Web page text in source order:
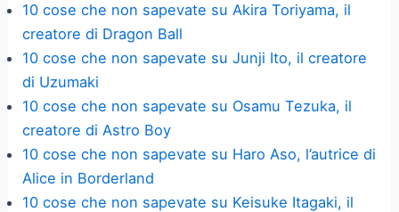
10 cose che non sapevate su Akira Toriyama, il
creatore di Dragon Ball
10 cose che non sapevate su Junji Ito, il creatore
di Uzumaki
10 cose che non sapevate su Osamu Tezuka, il
creatore di Astro Boy
10 cose che non sapevate su Haro Aso, l’autrice di
Alice in Borderland
10 cose che non sapevate su Keisuke Itagaki, il